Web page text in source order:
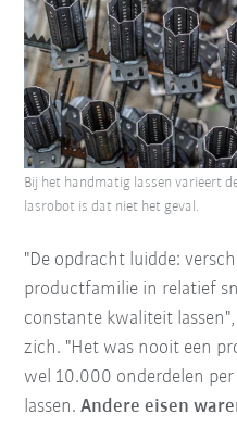
"De opdracht luidde:
productfamilie in relatief
constante kwaliteit
zich. "Het was nooit een
wel 10.000 onderdelen
lassen.Andere eisen
Bij het handmatig lassen varieert
lasrobot is dat niet het geval.